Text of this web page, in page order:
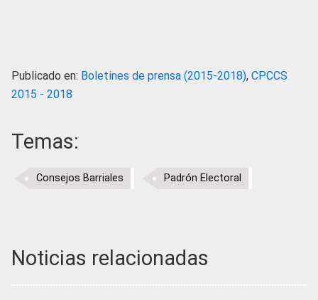
Publicado en: Boletines de prensa (2015-2018), CPCCS
2015 - 2018
Temas:
Consejos Barriales Padrón Electoral
Noticias relacionadas